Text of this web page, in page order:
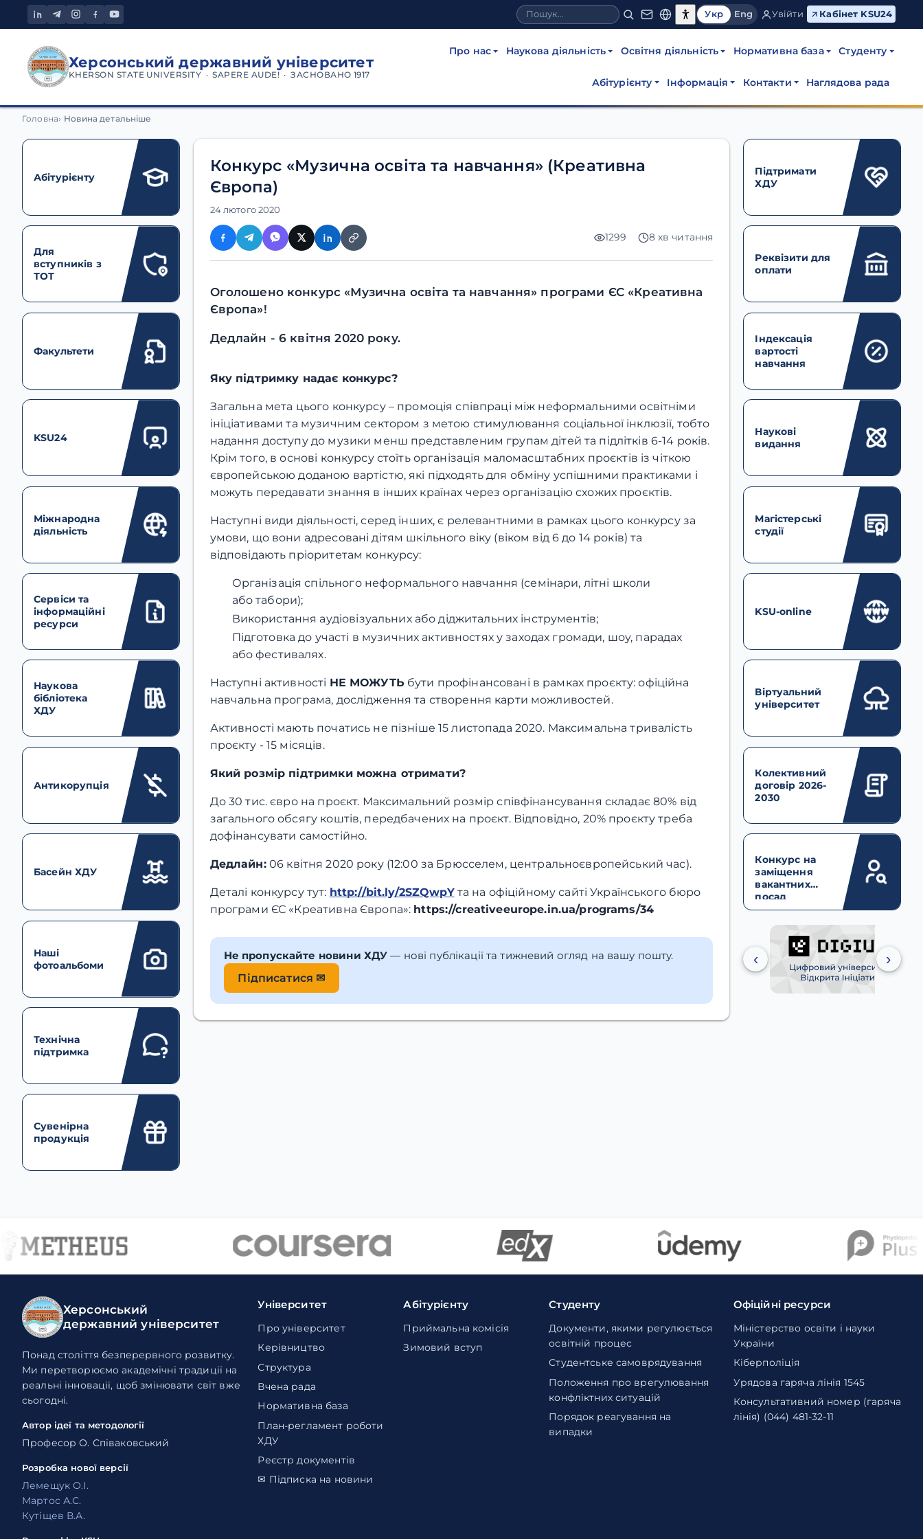
Укр Eng Увійти Кабінет KSU24
Херсонський державний університет
KHERSON STATE UNIVERSITY · SAPERE AUDE! · ЗАСНОВАНО 1917
Про нас Наукова діяльність Освітня діяльність Нормативна база Студенту
Абітурієнту Інформація Контакти Наглядова рада
Головна Новина детальніше
Абітурієнту
Для
вступників з
ТОТ
Факультети
KSU24
Міжнародна
діяльність
Сервіси та
інформаційні
ресурси
Наукова
бібліотека
ХДУ
Антикорупція
Басейн ХДУ
Наші
фотоальбоми
Технічна
підтримка
Сувенірна
продукція
Конкурс «Музична освіта та навчання» (Креативна
Європа)
24 лютого 2020
1299 8 хв читання
Оголошено конкурс «Музична освіта та навчання» програми ЄС «Креативна
Європа»!
Дедлайн - 6 квітня 2020 року.
Яку підтримку надає конкурс?
Загальна мета цього конкурсу – промоція співпраці між неформальними освітніми
ініціативами та музичним сектором з метою стимулювання соціальної інклюзії, тобто
надання доступу до музики менш представленим групам дітей та підлітків 6-14 років.
Крім того, в основі конкурсу стоїть організація маломасштабних проєктів із чіткою
європейською доданою вартістю, які підходять для обміну успішними практиками і
можуть передавати знання в інших країнах через організацію схожих проєктів.
Наступні види діяльності, серед інших, є релевантними в рамках цього конкурсу за
умови, що вони адресовані дітям шкільного віку (віком від 6 до 14 років) та
відповідають пріоритетам конкурсу:
Організація спільного неформального навчання (семінари, літні школи
або табори);
Використання аудіовізуальних або діджитальних інструментів;
Підготовка до участі в музичних активностях у заходах громади, шоу, парадах
або фестивалях.
Наступні активності НЕ МОЖУТЬ бути профінансовані в рамках проєкту: офіційна
навчальна програма, дослідження та створення карти можливостей.
Активності мають початись не пізніше 15 листопада 2020. Максимальна тривалість
проєкту - 15 місяців.
Який розмір підтримки можна отримати?
До 30 тис. євро на проєкт. Максимальний розмір співфінансування складає 80% від
загального обсягу коштів, передбачених на проєкт. Відповідно, 20% проєкту треба
дофінансувати самостійно.
Дедлайн:06 квітня 2020 року (12:00 за Брюсселем, центральноєвропейський час).
Деталі конкурсу тут: http://bit.ly/2SZQwpY та на офіційному сайті Українського бюро
програми ЄС «Креативна Європа»: https://creativeeurope.in.ua/programs/34
Не пропускайте новини ХДУ — нові публікації та тижневий огляд на вашу пошту.
Підписатися ✉
Підтримати
ХДУ
Реквізити для
оплати
Індексація
вартості
навчання
Наукові
видання
Магістерські
студії
KSU-online
Віртуальний
університет
Колективний
договір 2026-
2030
Конкурс на
заміщення
вакантних
посад
‹ ›
Херсонський
державний університет
Понад століття безперервного розвитку.
Ми перетворюємо академічні традиції на
реальні інновації, щоб змінювати світ вже
сьогодні.
Автор ідеї та методології
Професор О. Співаковський
Розробка нової версії
Лемещук О.І.
Мартос А.С.
Кутіщев В.А.
Університет
Про університет
Керівництво
Структура
Вчена рада
Нормативна база
План-регламент роботи
ХДУ
Реєстр документів
✉ Підписка на новини
Абітурієнту
Приймальна комісія
Зимовий вступ
Студенту
Документи, якими регулюється
освітній процес
Студентське самоврядування
Положення про врегулювання
конфліктних ситуацій
Порядок реагування на
випадки
Офіційні ресурси
Міністерство освіти і науки
України
Кіберполіція
Урядова гаряча лінія 1545
Консультативний номер (гаряча
лінія) (044) 481-32-11